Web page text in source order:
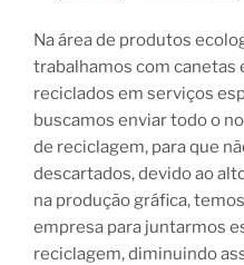
Na área de produtos
trabalhamos com canetas
reciclados em serviços
buscamos enviar todo o
de reciclagem, para que
descartados, devido ao
na produção gráfica,
empresa para juntarmos
reciclagem, diminuindo